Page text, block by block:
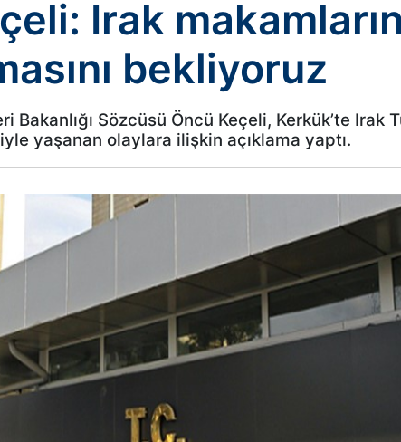
Irak
bekliyoruz
Bakanlığı Sözcüsü Öncü Keçeli, Kerkük’te
yaşanan olaylara ilişkin açıklama yaptı.